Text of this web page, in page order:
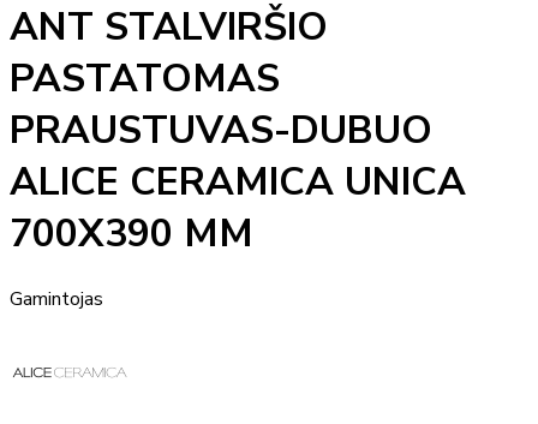
ANT STALVIRŠIO
PASTATOMAS
PRAUSTUVAS-DUBUO
ALICE CERAMICA UNICA
700X390 MM
Gamintojas